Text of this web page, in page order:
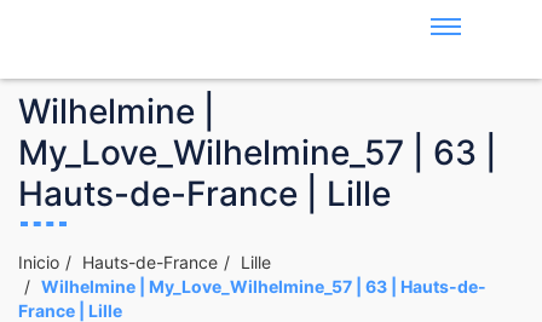
Wilhelmine |
My_Love_Wilhelmine_57 | 63 |
Hauts-de-France | Lille
Inicio Hauts-de-France
Lille
Wilhelmine | My_Love_Wilhelmine_57 | 63 | Hauts-de-
France | Lille